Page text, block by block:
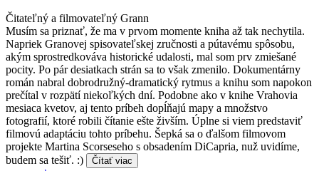
Čitateľný a filmovateľný Grann
Musím sa priznať, že ma v prvom momente kniha až tak nechytila.
Napriek Granovej spisovateľskej zručnosti a pútavému spôsobu,
akým sprostredkováva historické udalosti, mal som prv zmiešané
pocity. Po pár desiatkach strán sa to však zmenilo. Dokumentárny
román nabral dobrodružný-dramatický rytmus a knihu som napokon
prečítal v rozpätí niekoľkých dní. Podobne ako v knihe Vrahovia
mesiaca kvetov, aj tento príbeh dopĺňajú mapy a množstvo
fotografií, ktoré robili čítanie ešte živším. Úplne si viem predstaviť
filmovú adaptáciu tohto príbehu. Šepká sa o ďalšom filmovom
projekte Martina Scorseseho s obsadením DiCapria, nuž uvidíme,
budem sa tešiť. :)
Čítať viac